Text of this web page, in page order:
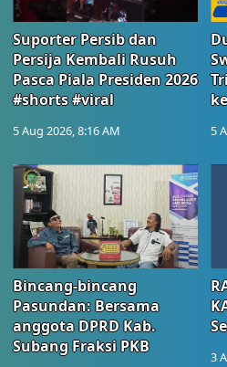
Suporter Persib dan
Persija Kembali Rusuh
Pasca Piala Presiden 2026
#shorts #viral
5 Aug 2026, 8:16 AM 5
Bincang-bincang
Pasundan: Bersama
anggota DPRD Kab.
Subang Fraksi PKB
3